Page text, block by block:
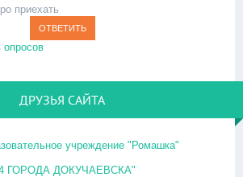
приехать
опросов
ДРУЗЬЯ САЙТА
учреждение "Ромашка"
ДОКУЧАЕВСКА"